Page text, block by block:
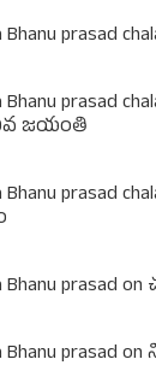
prasad
prasad
జయంతి
prasad
prasad on
prasad on